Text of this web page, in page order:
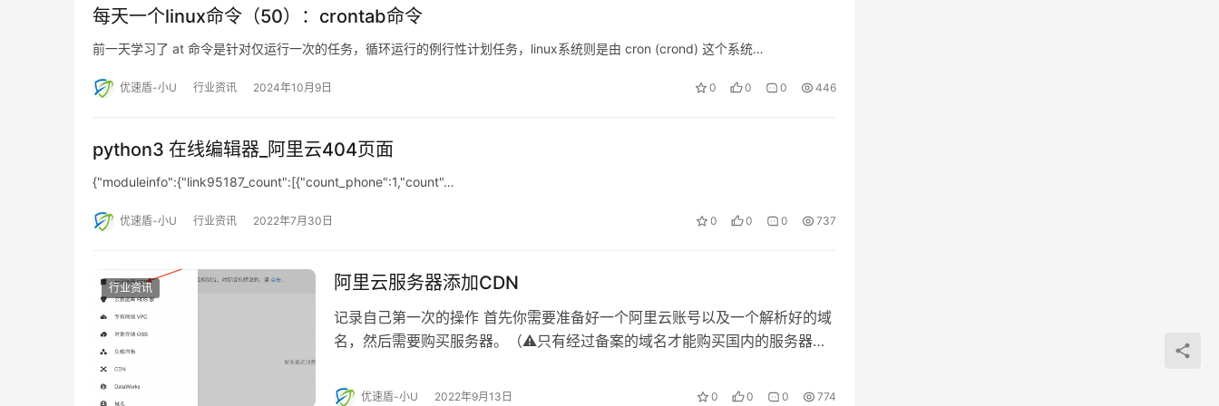
每天一个linux命令（50）：crontab命令
前一天学习了 at 命令是针对仅运行一次的任务，循环运行的例行性计划任务，linux系统则是由 cron (crond) 这个系统…
优速盾-小U 行业资讯 2024年10月9日 0 0 0 446
python3 在线编辑器_阿里云404页面
{"moduleinfo":{"link95187_count":[{"count_phone":1,"count"…
优速盾-小U 行业资讯 2022年7月30日 0 0 0 737
行业资讯 阿里云服务器添加CDN
记录自己第一次的操作 首先你需要准备好一个阿里云账号以及一个解析好的域
名，然后需要购买服务器。（⚠️只有经过备案的域名才能购买国内的服务器
优速盾-小U 2022年9月13日 0 0 0 774